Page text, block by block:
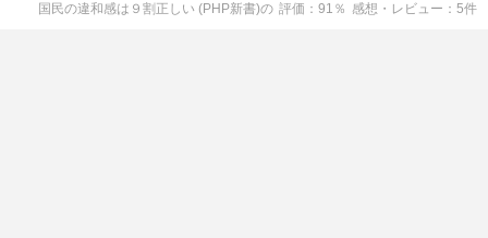
国民の違和感は９割正しい (PHP新書)の 評価 91 ％ 感想・レビュー 5件